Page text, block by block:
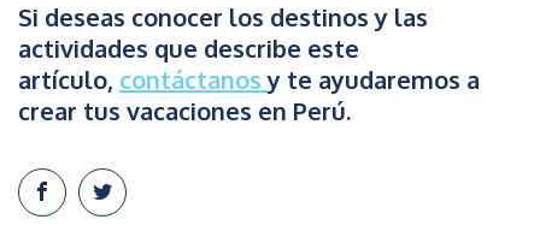
Si deseas conocer los destinos y las
actividades que describe este
artículo, contáctanosy te ayudaremos a
crear tus vacaciones en Perú.